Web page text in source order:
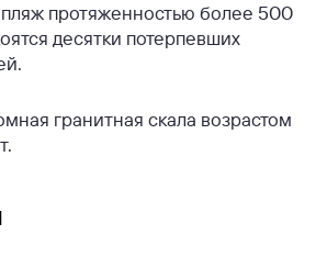
протяженностью более 500
десятки потерпевших
гранитная скала возрастом